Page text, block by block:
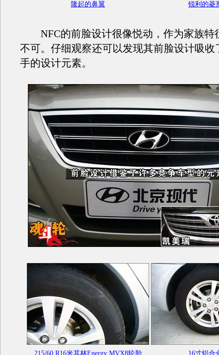
隆起的鼻翼 锐利的菱
NFC的前脸设计很像悦动，作为家族特
不可。仔细观察还可以发现其前脸设计吸收
手的设计元素。
215/60 R16米其林Energy MVX8轮胎 16寸铝合